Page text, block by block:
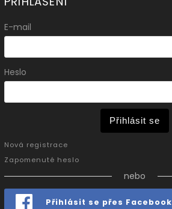
E-mail
Heslo
Přihlásit se
Nová registrace
Zapomenuté heslo
nebo
Přihlásit se přes Facebook